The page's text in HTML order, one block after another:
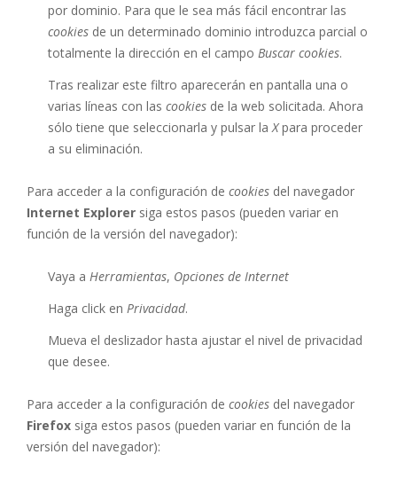
por dominio. Para que le sea más fácil encontrar las
cookies de un determinado dominio introduzca parcial o
totalmente la dirección en el campo Buscar cookies.
Tras realizar este filtro aparecerán en pantalla una o
varias líneas con las cookies de la web solicitada. Ahora
sólo tiene que seleccionarla y pulsar la Xpara proceder
a su eliminación.
Para acceder a la configuración de cookies del navegador
Internet Explorer siga estos pasos (pueden variar en
función de la versión del navegador):
Vaya a Herramientas, Opciones de Internet
Haga click en Privacidad.
Mueva el deslizador hasta ajustar el nivel de privacidad
que desee.
Para acceder a la configuración de cookies del navegador
Firefox siga estos pasos (pueden variar en función de la
versión del navegador):